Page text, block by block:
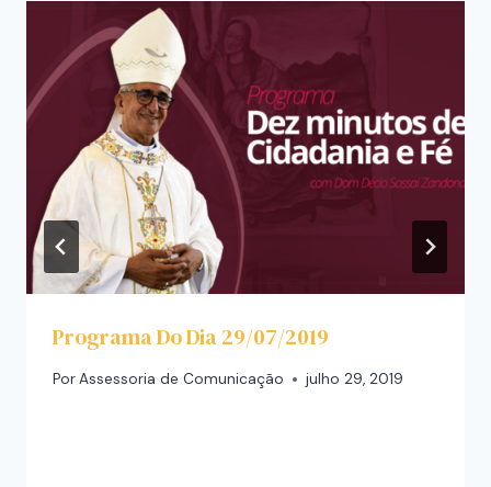
Programa Do Dia 29/07/2019
PorAssessoria de Comunicação julho 29, 2019